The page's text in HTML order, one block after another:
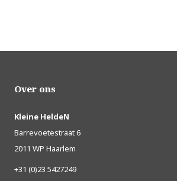
Over ons
Kleine HeldeN
Barrevoetestraat 6
2011 WP Haarlem
+31 (0)23 5427249